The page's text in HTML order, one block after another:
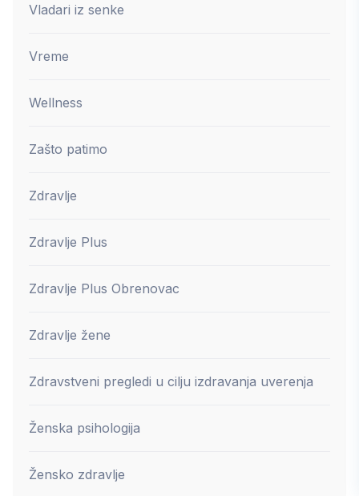
Vladari iz senke
Vreme
Wellness
Zašto patimo
Zdravlje
Zdravlje Plus
Zdravlje Plus Obrenovac
Zdravlje žene
Zdravstveni pregledi u cilju izdravanja uverenja
Ženska psihologija
Žensko zdravlje